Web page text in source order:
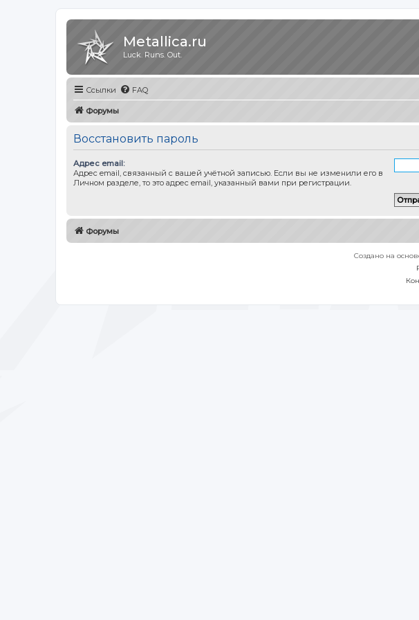
Metallica.ru
Luck. Runs. Out.
Ссылки FAQ
Форумы
Восстановить пароль
Адрес email:
Адрес email, связанный с вашей учётной записью. Если вы не изменили его в
Личном разделе, то это адрес email, указанный вами при регистрации.
Форумы
Создано на